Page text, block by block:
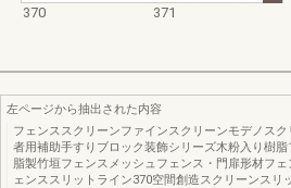
370 371
左ページから抽出された内容
フェンススクリーンファインスクリーンモデノス
者用補助手すりブロック装飾シリーズ木粉入り樹脂
脂製竹垣フェンスメッシュフェンス・門扉形材フェ
ェンススリットライン370空間創造スクリーンスリ